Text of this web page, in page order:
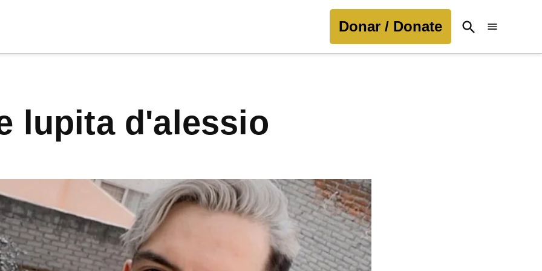
Donar
Donar / Donate
Open
Search
lupita d'alessio